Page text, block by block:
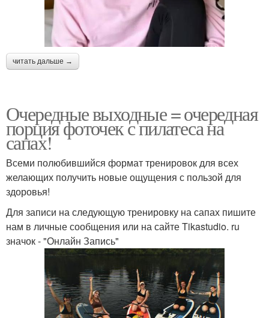
читать дальше →
Очередные выходные = очередная
порция фоточек с пилатеса на
сапах!
Всеми полюбившийся формат тренировок для всех
желающих получить новые ощущения с пользой для
здоровья!
Для записи на следующую тренировку на сапах пишите
нам в личные сообщения или на сайте Tikastudio. ru
значок - "Онлайн Запись"